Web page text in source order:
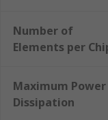
Number of
Elements per
Maximum Power
Dissipation